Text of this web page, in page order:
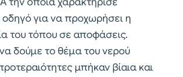
οδηγό για να προχωρήσει η
του τόπου σε αποφάσεις.
δούμε το θέμα του νερού
μπήκαν βίαια και